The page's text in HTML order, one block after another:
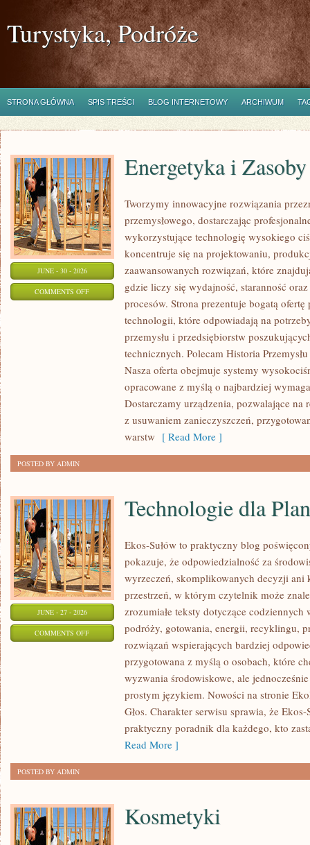
Turystyka, Podróże
STRONA GŁÓWNA SPIS TREŚCI BLOG INTERNETOWY ARCHIWUM
JUNE - 30 - 2026
COMMENTS OFFON
ENERGETYKA
Energetyka i Zasoby
Tworzymy innowacyjne rozwiązania
przemysłowego, dostarczając
wykorzystujące technologię wysokiego
koncentruje się na projektowaniu,
zaawansowanych rozwiązań, które
gdzie liczy się wydajność, staranność
procesów. Strona prezentuje bogatą ofertę
technologii, które odpowiadają na
przemysłu i przedsiębiorstw
technicznych. Polecam Historia
Nasza oferta obejmuje systemy
opracowane z myślą o najbardziej
Dostarczamy urządzenia, pozwalające na
z usuwaniem zanieczyszczeń,
warstw [ Read More ]
POSTED BY ADMIN
JUNE - 27 - 2026
COMMENTS OFFON
TECHNOLOGIE
Technologie dla
Ekos-Sułów to praktyczny blog
pokazuje, że odpowiedzialność za
wyrzeczeń, skomplikowanych decyzji ani
przestrzeń, w którym czytelnik może
zrozumiałe teksty dotyczące
podróży, gotowania, energii, recyklingu,
rozwiązań wspierających bardziej
przygotowana z myślą o osobach, które
wyzwania środowiskowe, ale
prostym językiem. Nowości na stronie
Głos. Charakter serwisu sprawia, że
praktyczny poradnik dla każdego, kto
Read More ]
POSTED BY ADMIN
Kosmetyki